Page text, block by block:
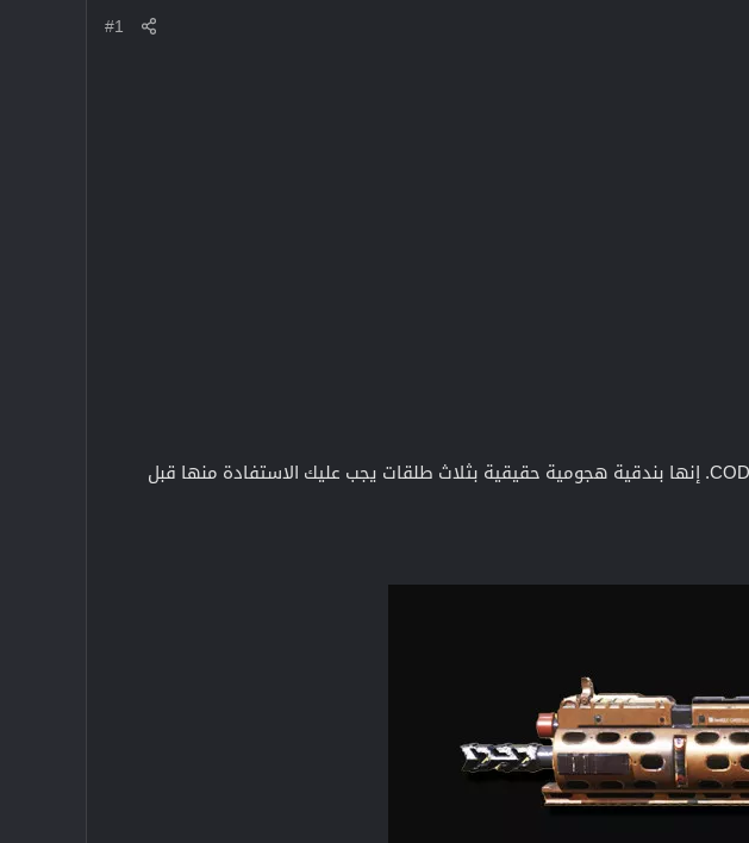
#1
تظل HVK-30 قوية باعتبارها أفضل بندقية هجومية في بداية COD Mobile 2024. إنها بندقية هجومية حقيقية بثلاث طلقات يجب عليك الاستفادة منها قبل